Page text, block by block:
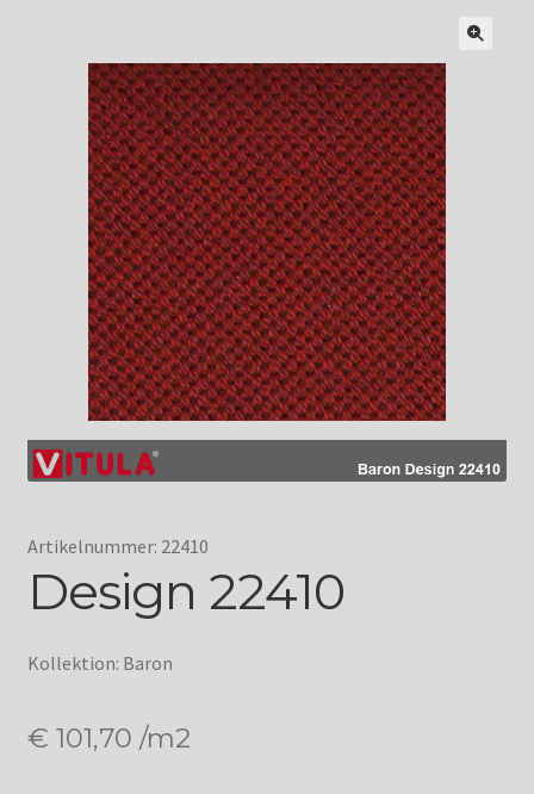
Artikelnummer: 22410
Design 22410
Kollektion: Baron
€ 101,70 /m2